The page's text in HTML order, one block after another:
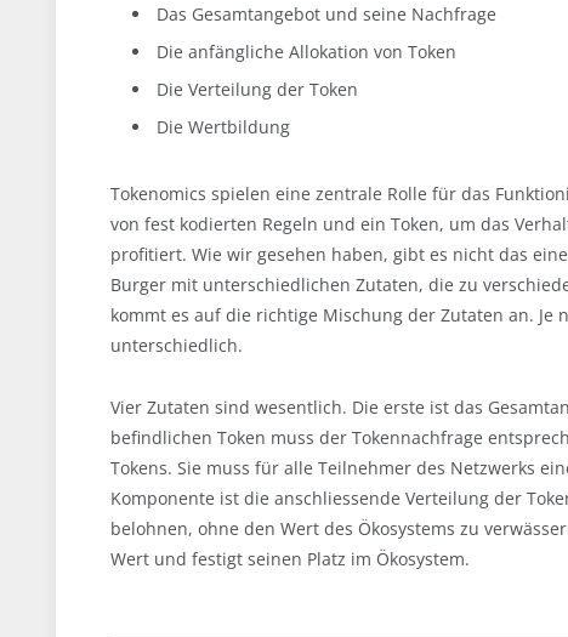
Das Gesamtangebot und seine Nachfrage
Die anfängliche Allokation von Token
Die Verteilung der Token
Die Wertbildung
Tokenomics spielen eine zentrale Rolle für das
von fest kodierten Regeln und ein Token, um das
profitiert. Wie wir gesehen haben, gibt es nicht das
Burger mit unterschiedlichen Zutaten, die zu
kommt es auf die richtige Mischung der Zutaten an. Je
unterschiedlich.
Vier Zutaten sind wesentlich. Die erste ist das
befindlichen Token muss der Tokennachfrage
Tokens. Sie muss für alle Teilnehmer des Netzwerks
Komponente ist die anschliessende Verteilung der
belohnen, ohne den Wert des Ökosystems zu
Wert und festigt seinen Platz im Ökosystem.